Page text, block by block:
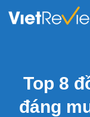
Top 8
đáng